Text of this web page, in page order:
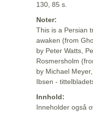
130, 85 s.
Noter:
This is a Persian
awaken (from
by Peter Watts,
Rosmersholm
by Michael
Ibsen -
Innhold:
Inneholder også